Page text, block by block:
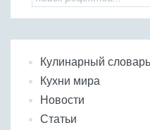
Кулинарный словарь
Кухни мира
Новости
Статьи